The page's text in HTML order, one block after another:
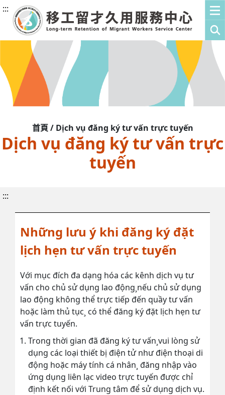
:::
首頁 / Dịch vụ đăng ký tư vấn trực tuyến
Dịch vụ đăng ký tư vấn trực
tuyến
:::
Những lưu ý khi đăng ký đặt
lịch hẹn tư vấn trực tuyến
Với mục đích đa dạng hóa các kênh dịch vụ tư
vấn cho chủ sử dụng lao động¸nếu chủ sử dụng
lao động không thể trực tiếp đến quầy tư vấn
hoặc làm thủ tục¸ có thể đăng ký đặt lịch hẹn tư
vấn trực tuyến.
Trong thời gian đã đăng ký tư vấn¸vui lòng sử
dụng các loại thiết bị điện tử như điện thoại di
động hoặc máy tính cá nhân¸ đăng nhập vào
ứng dụng liên lạc video trực tuyến được chỉ
định kết nối với Trung tâm để sử dụng dịch vụ.